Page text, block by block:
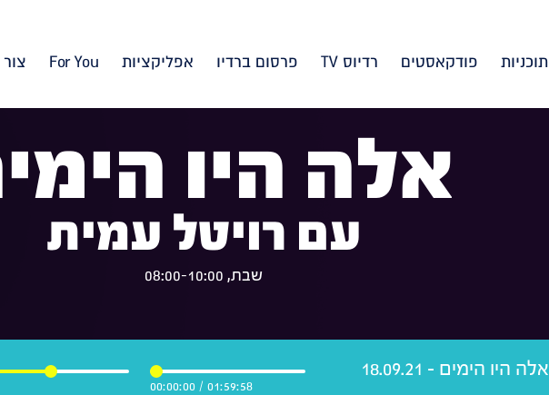
תוכניות פודקאסטים רדיוס TV פרסום ברדיו אפליקציות For You
אלה היו
עם רויטל עמית
שבת, 08:00-10:00
01:59:58
/
00:00:00
אלה היו הימים - 18.09.21